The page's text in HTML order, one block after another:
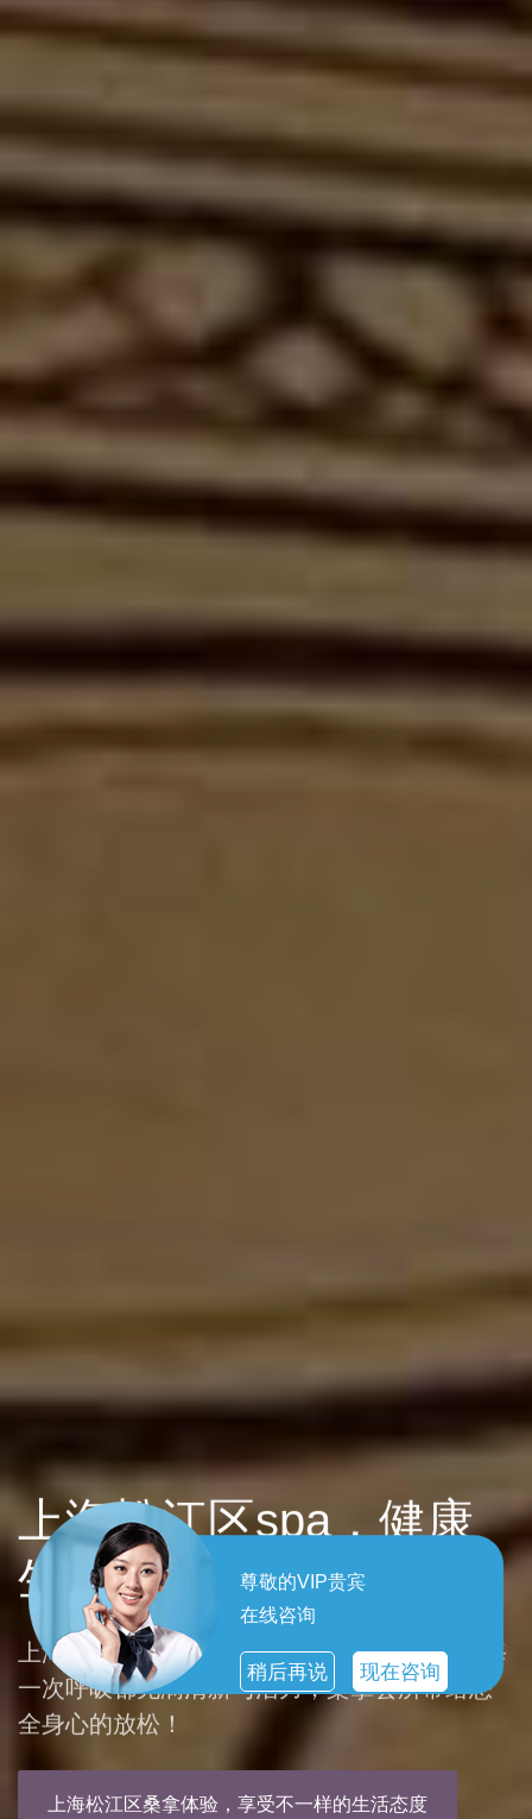
尊敬的VIP贵宾
在线咨询
稍后再说 现在咨询
上海松江区spa，健康
生活每一天！
上海松江区spa，您的私人放松天堂。让您的每
一次呼吸都充满清新与活力，桑拿会所带给您
全身心的放松！
上海松江区桑拿体验，享受不一样的生活态度